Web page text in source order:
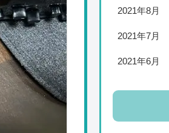
2021年8月
2021年7月
2021年6月